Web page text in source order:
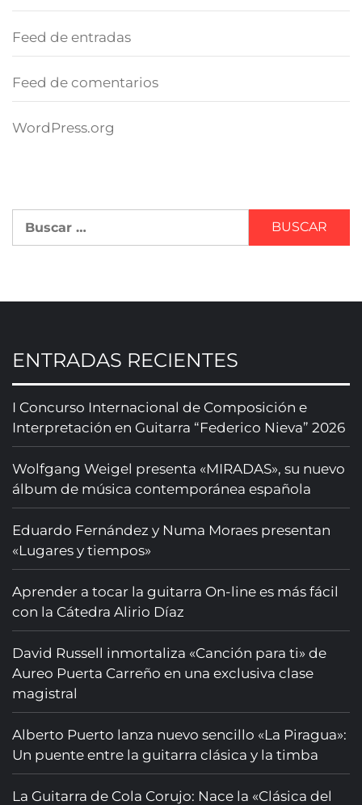
Feed de entradas
Feed de comentarios
WordPress.org
ENTRADAS RECIENTES
I Concurso Internacional de Composición e
Interpretación en Guitarra “Federico Nieva” 2026
Wolfgang Weigel presenta «MIRADAS», su nuevo
álbum de música contemporánea española
Eduardo Fernández y Numa Moraes presentan
«Lugares y tiempos»
Aprender a tocar la guitarra On-line es más fácil
con la Cátedra Alirio Díaz
David Russell inmortaliza «Canción para ti» de
Aureo Puerta Carreño en una exclusiva clase
magistral
Alberto Puerto lanza nuevo sencillo «La Piragua»:
Un puente entre la guitarra clásica y la timba
La Guitarra de Cola Corujo: Nace la «Clásica del